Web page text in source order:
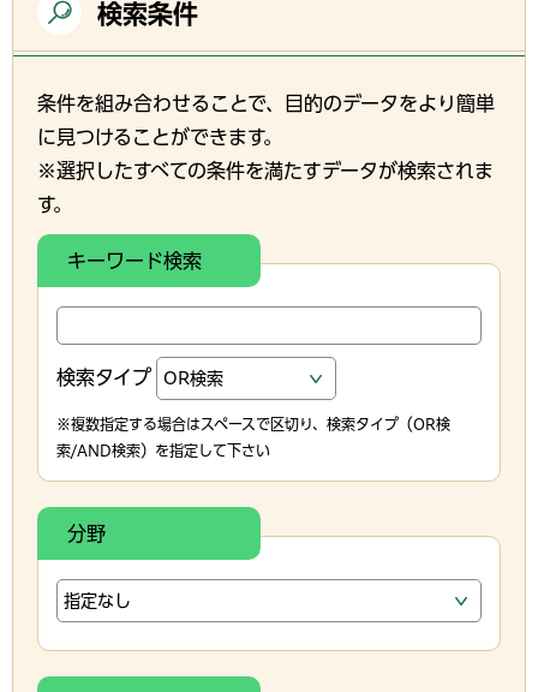
検索条件
条件を組み合わせることで、目的のデータをより簡単
に見つけることができます。
※選択したすべての条件を満たすデータが検索されま
す。
キーワード検索
検索タイプ
※複数指定する場合はスペースで区切り、検索タイプ（OR検
索/AND検索）を指定して下さい
分野